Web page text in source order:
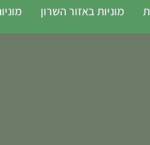
מוניות באזור השרון